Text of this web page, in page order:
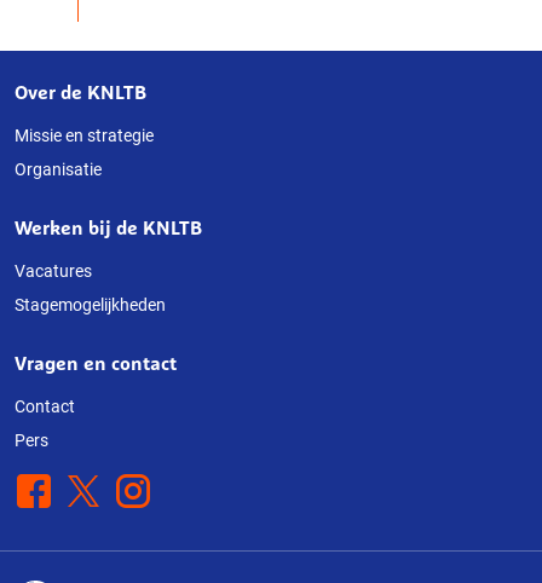
Over
deze
website
Over de KNLTB
Missie en strategie
Organisatie
Werken bij de KNLTB
Vacatures
Stagemogelijkheden
Vragen en contact
Contact
Pers
Facebook
X Instagram